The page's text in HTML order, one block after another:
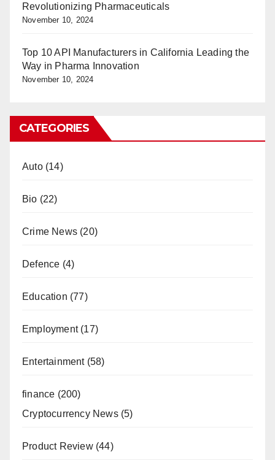
Revolutionizing Pharmaceuticals
November 10, 2024
Top 10 API Manufacturers in California Leading the
Way in Pharma Innovation
November 10, 2024
CATEGORIES
Auto(14)
Bio (22)
Crime News (20)
Defence (4)
Education (77)
Employment(17)
Entertainment(58)
finance (200)
Cryptocurrency News(5)
Product Review(44)